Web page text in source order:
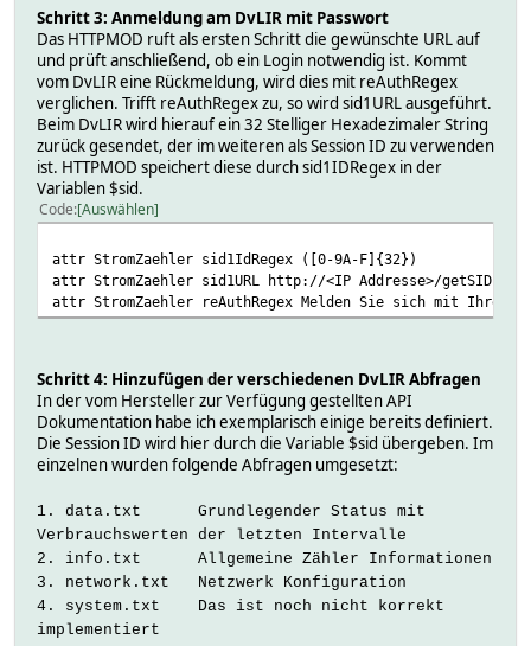
attr StromZaehler reading21-11Format %.8s
attr StromZaehler reading21-12Format %.8s
attr StromZaehler reading21-13Format %.8s
attr StromZaehler reading21-3Format %.8s
attr StromZaehler reading21-5Format %.8s
attr StromZaehler reading21-6Format %.8s
attr StromZaehler reading21-7Format %.8s
attr StromZaehler reading21-8Format %.8s
attr StromZaehler reading21-9Format %.8s
attr StromZaehler reading21AutoNumLen 2
attr StromZaehler reading21Name Strom_Status
attr StromZaehler reading21Regex (?:^|#)(16.7.0|[0-
attr StromZaehler reading22AutoNumLen 2
attr StromZaehler reading22Name Strom_Network
attr StromZaehler room Strom,Informationen
attr StromZaehler showBody 0
attr StromZaehler showError 0
attr StromZaehler sid1IdRegex ([0-9A-F]{32})
attr StromZaehler sid1URL http://<IP Addresse>/
attr StromZaehler stateFormat {sprintf("%s Momentan:
attr StromZaehler timeout 5
attr StromZaehler verbose 0
Schritt 3: Anmeldung am DvLIR mit Passwort
Das HTTPMOD ruft als ersten Schritt die gewünschte URL auf
und prüft anschließend, ob ein Login notwendig ist. Kommt
vom DvLIR eine Rückmeldung, wird dies mit reAuthRegex
verglichen. Trifft reAuthRegex zu, so wird sid1URL ausgeführt.
Beim DvLIR wird hierauf ein 32 Stelliger Hexadezimaler String
zurück gesendet, der im weiteren als Session ID zu verwenden
ist. HTTPMOD speichert diese durch sid1IDRegex in der
Variablen $sid.
Code Auswählen
attr StromZaehler sid1IdRegex ([0-9A-F]{32})
attr StromZaehler sid1URL http://<IP Addresse>/
attr StromZaehler reAuthRegex Melden Sie sich mit Ihrem
Schritt 4: Hinzufügen der verschiedenen DvLIR Abfragen
In der vom Hersteller zur Verfügung gestellten API
Dokumentation habe ich exemplarisch einige bereits definiert.
Die Session ID wird hier durch die Variable $sid übergeben. Im
einzelnen wurden folgende Abfragen umgesetzt:
1. data.txt Grundlegender Status mit
Verbrauchswerten der letzten Intervalle
2. info.txt Allgemeine Zähler Informationen
3. network.txt Netzwerk Konfiguration
4. system.txt Das ist noch nicht korrekt
implementiert